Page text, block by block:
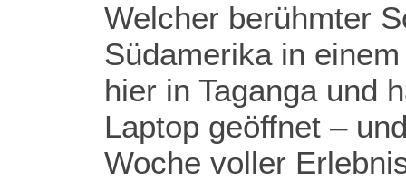
Welcher berühmter
Südamerika in
hier in Taganga und
Laptop geöffnet –
Woche voller